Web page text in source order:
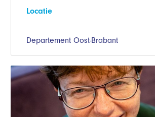
Locatie
Departement Oost-Brabant